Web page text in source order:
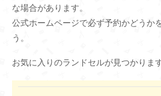
な場合があります。
公式ホームページで必ず予約かどうか
う。
お気に入りのランドセルが見つかりま